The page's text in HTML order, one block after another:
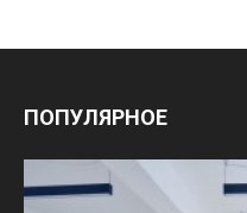
ПОПУЛЯРНОЕ